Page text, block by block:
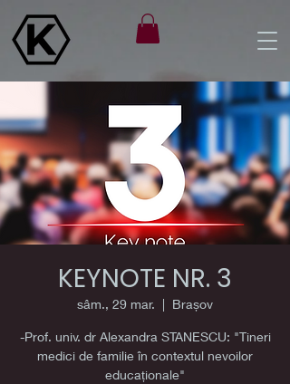
KEYNOTE NR. 3
sâm., 29 mar. Brașov
-Prof. univ. dr Alexandra STANESCU: "Tineri
medici de familie în contextul nevoilor
educaționale"